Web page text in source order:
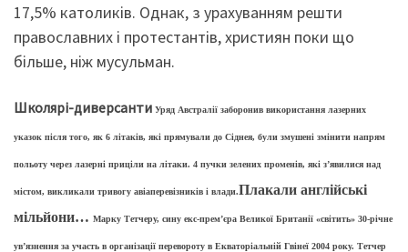
17,5% католиків. Однак, з урахуванням решти
православних і протестантів, християн поки що
більше, ніж мусульман.
Школярі-диверсанти Уряд Австралії заборонив використання лазерних
указок після того, як 6 літаків, які прямували до Сіднея, були змушені змінити напрям
польоту через лазерні приціли на літаки. 4 пучки зелених променів, які з’явилися над
містом, викликали тривогу авіаперевізників і влади.Плакали англійські
мільйони… Марку Тетчеру, сину екс-прем’єра Великої Британії «світить» 30-річне
ув’язнення за участь в організації перевороту в Екваторіальній Гвінеї 2004 року. Тетчер